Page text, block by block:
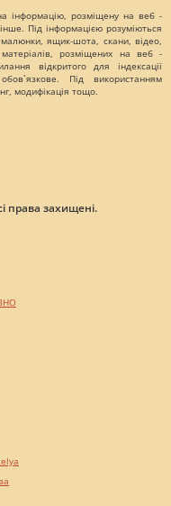
інформацію, розміщену на веб -
Під інформацією розуміються
малюнки, ящик-шота, скани, відео,
розміщених на веб -
відкритого для індексації
Під використанням
модифікація тощо.
права захищені.